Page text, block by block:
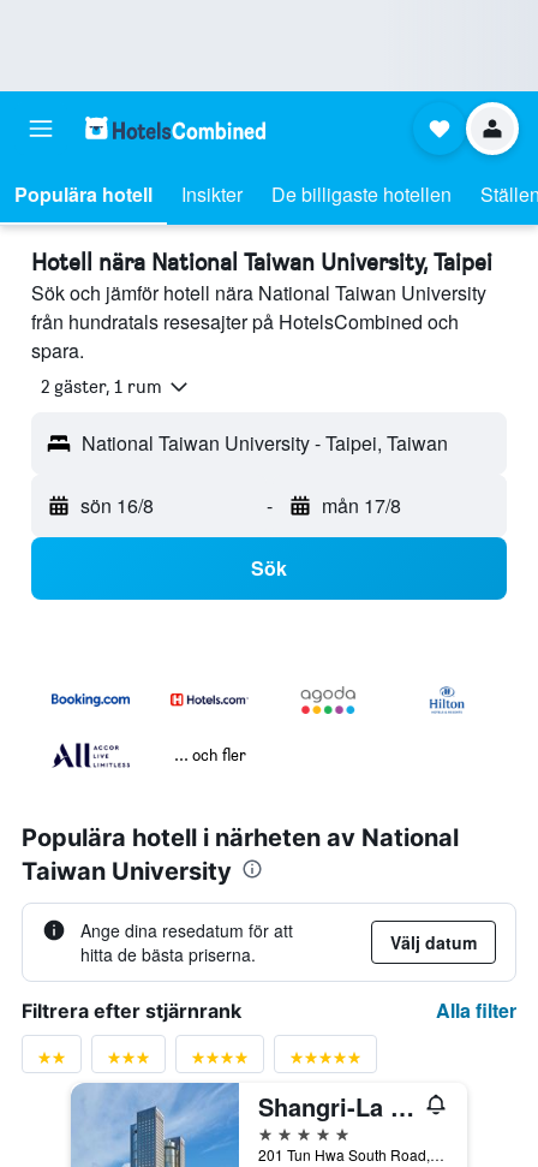
Populära hotell Insikter De billigaste hotellen
Hotell nära National Taiwan University, Taipei
Sök och jämför hotell nära National Taiwan University
från hundratals resesajter på HotelsCombined och
spara.
2 gäster, 1 rum
National Taiwan University - Taipei, Taiwan
sön 16/8 - mån 17/8
Sök
... och fler
Populära hotell i närheten av National
Taiwan University
Ange dina resedatum för att
hitta de bästa priserna.
Välj datum
Filtrera efter stjärnrank Alla filter
Shangri-La Far Eastern, Taipei
5 stjärnor
201 Tun Hwa South Road, Section 2, Taipei, Taiwan